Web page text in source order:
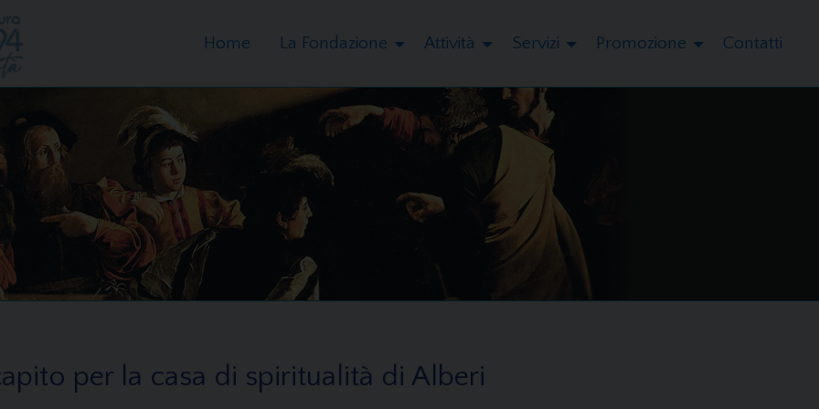
Home La Fondazione Attività Servizi Promozione Contatti
per la casa di spiritualità di Alberi